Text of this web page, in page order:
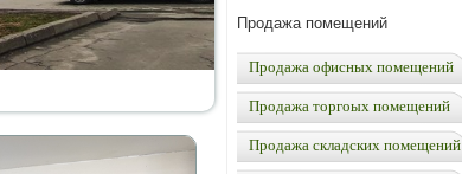
Продажа помещений
Продажа офисных помещений
Продажа торгоых помещений
Продажа складских помещений